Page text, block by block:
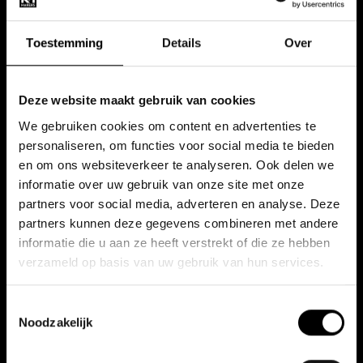
Toestemming Details Over
Deze website maakt gebruik van cookies
We gebruiken cookies om content en advertenties te
personaliseren, om functies voor social media te bieden
en om ons websiteverkeer te analyseren. Ook delen we
informatie over uw gebruik van onze site met onze
partners voor social media, adverteren en analyse. Deze
partners kunnen deze gegevens combineren met andere
informatie die u aan ze heeft verstrekt of die ze hebben
verzameld op basis van uw gebruik van hun services.
Noodzakelijk
wacht niet af, maar zet ideeën direct om in actie
Woonachtig: In (de omgeving van) Dongen
Kozijnmakers, meer dan een
werkgever
Wij zorgen voor:
Salaris: € 2.500,- tot € 4.000,- bruto per maand
(o.b.v. 40 uur), afhankelijk van ervaring
24 uur werk per week (in overleg in te delen)
Reiskostenvergoeding of je eigen bedrijfsauto
Gratis toegang tot onze bedrijfsgym
25 vakantiedagen
Vers fruit op het werk